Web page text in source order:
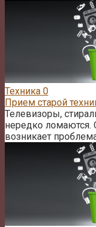
Техника 0
Прием старой
Телевизоры,
нередко
возникает